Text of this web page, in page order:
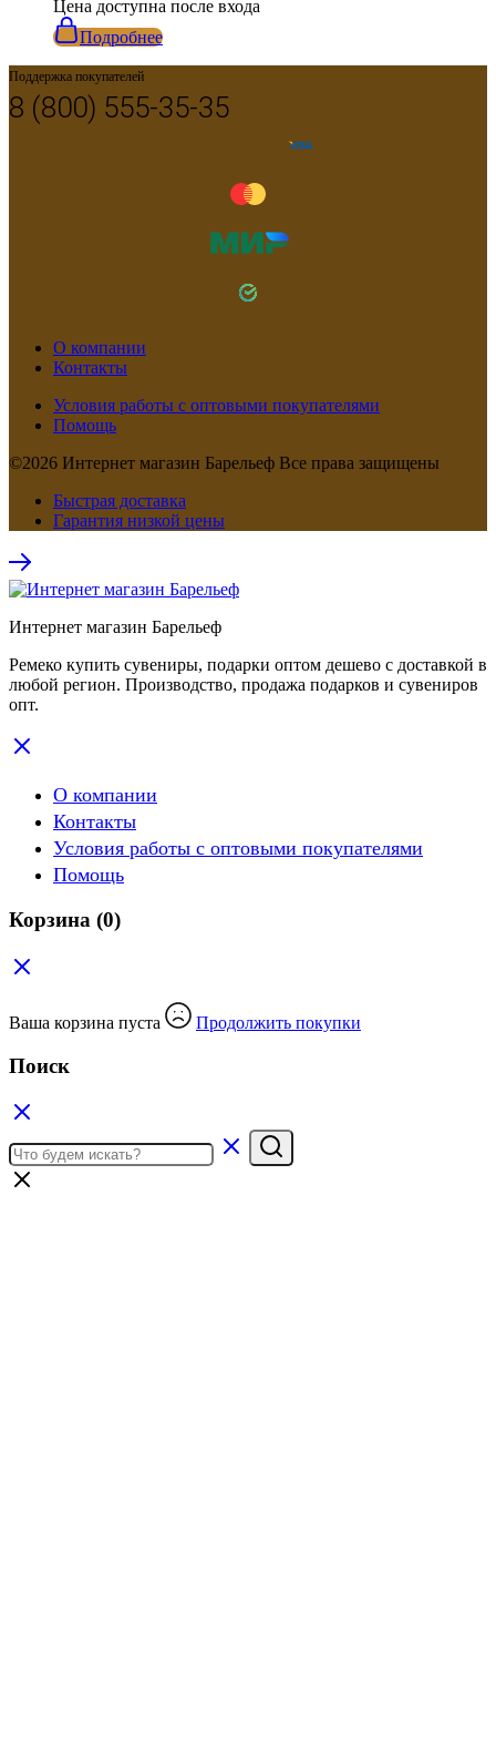
Цена доступна после входа
Подробнее
Поддержка покупателей
8 (800) 555-35-35
О компании
Контакты
Условия работы с оптовыми покупателями
Помощь
©2026 Интернет магазин Барельеф Все права защищены
Быстрая доставка
Гарантия низкой цены
Интернет магазин Барельеф
Ремеко купить сувениры, подарки оптом дешево с доставкой в
любой регион. Производство, продажа подарков и сувениров
опт.
О компании
Контакты
Условия работы с оптовыми покупателями
Помощь
Корзина (0)
Ваша корзина пуста Продолжить покупки
Поиск